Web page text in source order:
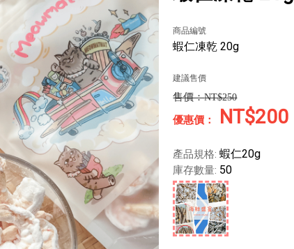
商品編號
蝦仁凍乾 20g
建議售價
NT$250
NT$200
產品規格: 蝦仁20g
庫存數量: 50